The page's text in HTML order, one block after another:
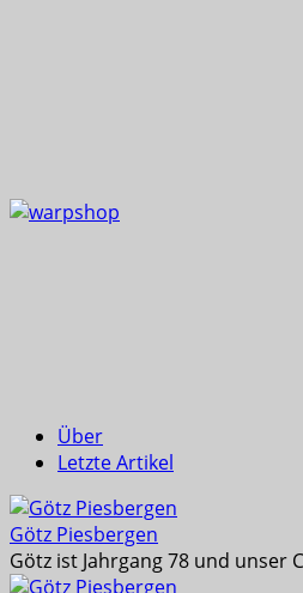
Über
Letzte Artikel
Götz Piesbergen
Götz ist Jahrgang 78 und unser